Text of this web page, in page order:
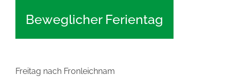
Beweglicher Ferientag
Freitag nach Fronleichnam